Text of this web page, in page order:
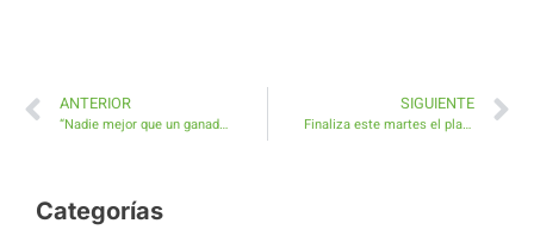
ANTERIOR
“Nadie mejor que un ganadero conoce cada rincón de nuestro pueblo”, D. Francisco Hernández.
SIGUIENTE
Finaliza este martes el plazo para solicitar subvenciones en materia de fomento del Deporte en el Municipio de Antigua
Categorías